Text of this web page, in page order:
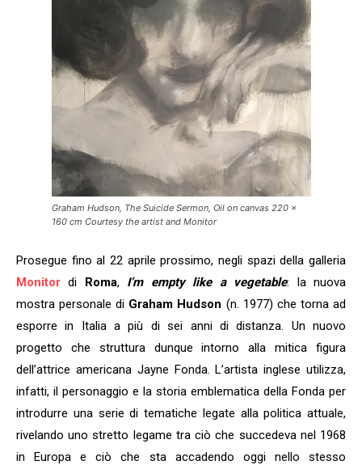
Graham Hudson, The Suicide Sermon, Oil on canvas 220 x
160 cm Courtesy the artist and Monitor
Prosegue fino al 22 aprile prossimo, negli spazi della galleria
Monitor di Roma, I’m empty like a vegetable: la nuova
mostra personale di Graham Hudson (n. 1977) che torna ad
esporre in Italia a più di sei anni di distanza. Un nuovo
progetto che struttura dunque intorno alla mitica figura
dell’attrice americana Jayne Fonda. L’artista inglese utilizza,
infatti, il personaggio e la storia emblematica della Fonda per
introdurre una serie di tematiche legate alla politica attuale,
rivelando uno stretto legame tra ciò che succedeva nel 1968
in Europa e ciò che sta accadendo oggi nello stesso